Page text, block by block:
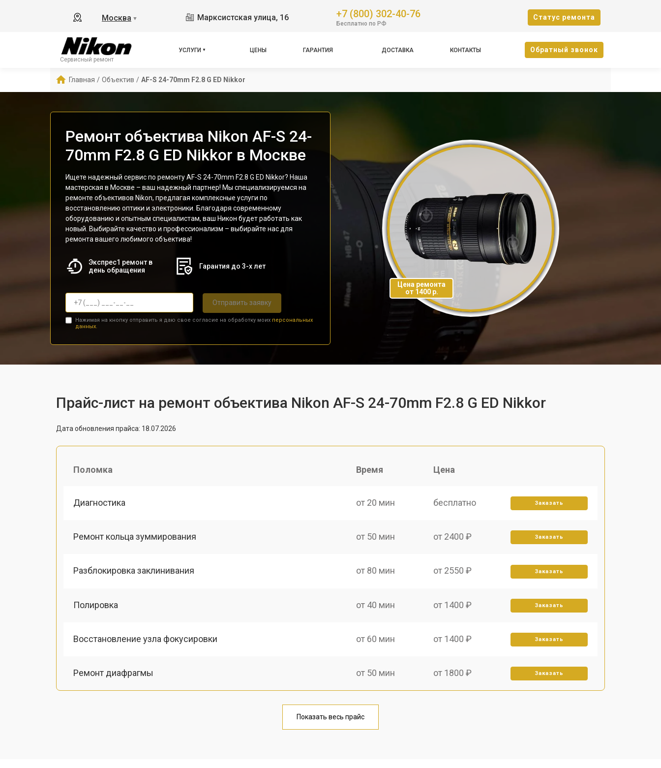
Москва ▼ Марксистская улица, 16 +7 (800) 302-40-76
Бесплатно по РФ
Cтатус ремонта
Сервисный ремонт
УСЛУГИ ЦЕНЫ ГАРАНТИЯ ДОСТАВКА КОНТАКТЫ Oбратный звонок
Главная / Объектив / AF-S 24-70mm F2.8 G ED Nikkor
Ремонт объектива Nikon AF-S 24-
70mm F2.8 G ED Nikkor в Москве
Ищете надежный сервис по ремонту AF-S 24-70mm F2.8 G ED Nikkor? Наша
мастерская в Москве – ваш надежный партнер! Мы специализируемся на
ремонте объективов Nikon, предлагая комплексные услуги по
восстановлению оптики и электроники. Благодаря современному
оборудованию и опытным специалистам, ваш Никон будет работать как
новый. Выбирайте качество и профессионализм – выбирайте нас для
ремонта вашего любимого объектива!
Экспрес1 ремонт в
день обращения
Гарантия до 3-х лет
Отправить заявку
Нажимая на кнопку отправить я даю свое согласие на обработку моих персональных
данных.
Цена ремонта
от 1400 р.
Прайс-лист на ремонт объектива Nikon AF-S 24-70mm F2.8 G ED Nikkor
Дата обновления прайса: 18.07.2026
Поломка Время Цена
Диагностика от 20 мин бесплатно Заказать
Ремонт кольца зуммирования от 50 мин от 2400 ₽ Заказать
Разблокировка заклинивания от 80 мин от 2550 ₽ Заказать
Полировка от 40 мин от 1400 ₽ Заказать
Восстановление узла фокусировки от 60 мин от 1400 ₽ Заказать
Ремонт диафрагмы от 50 мин от 1800 ₽ Заказать
от 60 мин
Показать весь прайс